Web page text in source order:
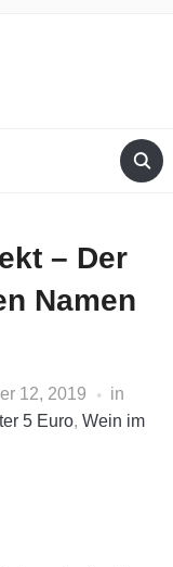
– Der
Namen
12, 2019
in
5 Euro, Wein im